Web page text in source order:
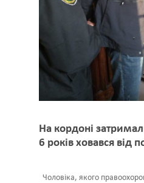
На кордоні
6 років ховався від
Чоловіка, якого